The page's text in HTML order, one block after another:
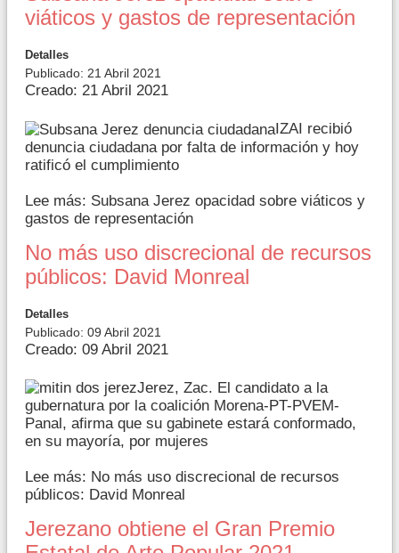
viáticos y gastos de representación
Detalles
Publicado: 21 Abril 2021
Creado: 21 Abril 2021
IZAI recibió
denuncia ciudadana por falta de información y hoy
ratificó el cumplimiento
Lee más: Subsana Jerez opacidad sobre viáticos y
gastos de representación
No más uso discrecional de recursos
públicos: David Monreal
Detalles
Publicado: 09 Abril 2021
Creado: 09 Abril 2021
Jerez, Zac. El candidato a la
gubernatura por la coalición Morena-PT-PVEM-
Panal, afirma que su gabinete estará conformado,
en su mayoría, por mujeres
Lee más: No más uso discrecional de recursos
públicos: David Monreal
Jerezano obtiene el Gran Premio